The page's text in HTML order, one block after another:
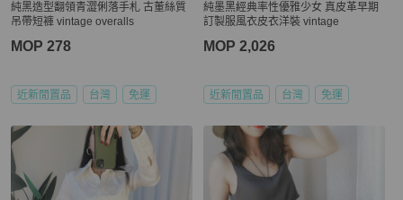
純黑造型翻領青澀俐落手札 古董絲質
吊帶短褲 vintage overalls
MOP 278
近新閒置品 台灣 免運
純墨黑經典率性優雅少女 真皮革早期
訂製服風衣皮衣洋裝 vintage
MOP 2,026
近新閒置品 台灣 免運